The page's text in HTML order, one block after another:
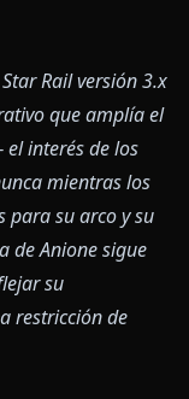
Rail versión 3.x
que amplía el
interés de los
mientras los
para su arco y su
de Anione sigue
su
restricción de